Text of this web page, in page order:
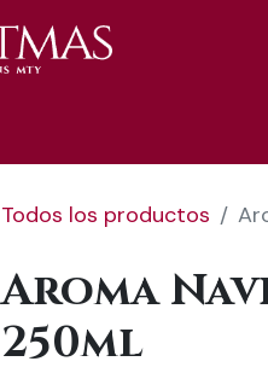
Todos los productos
Aroma
250ml